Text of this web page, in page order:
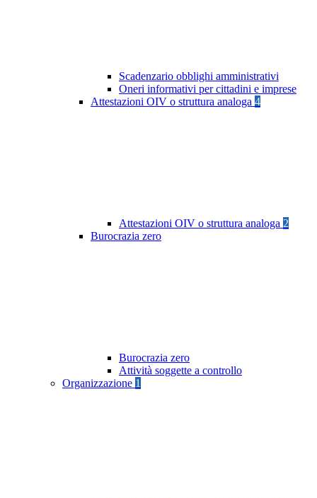
Scadenzario obblighi amministrativi
Oneri informativi per cittadini e imprese
Attestazioni OIV o struttura analoga 4
Attestazioni OIV o struttura analoga 2
Burocrazia zero
Burocrazia zero
Attività soggette a controllo
Organizzazione 1